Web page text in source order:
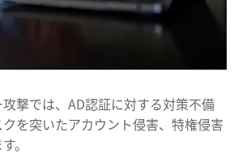
撃では、AD認証に対する対策不備
を突いたアカウント侵害、特権侵害
。